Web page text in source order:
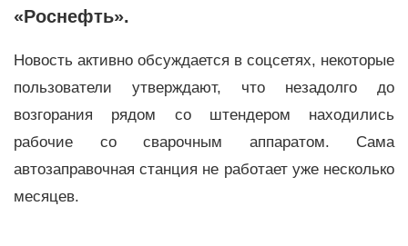
«Роснефть».
Новость активно обсуждается в соцсетях, некоторые
пользователи утверждают, что незадолго до
возгорания рядом со штендером находились
рабочие со сварочным аппаратом. Сама
автозаправочная станция не работает уже несколько
месяцев.